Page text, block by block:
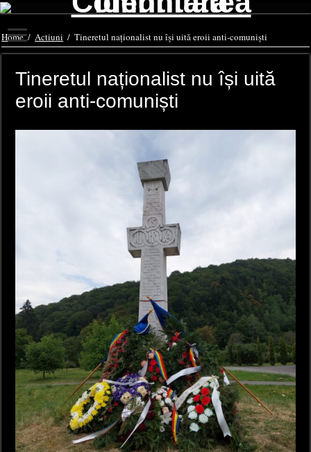
Home / Actiuni / Tineretul naționalist nu își uită eroii anti-comuniști
Tineretul naționalist nu își uită
eroii anti-comuniști